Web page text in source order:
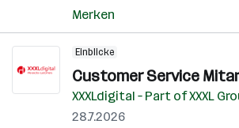
Merken
Einblicke
Customer Service
XXXLdigital – Part of XXXL
28.7.2026